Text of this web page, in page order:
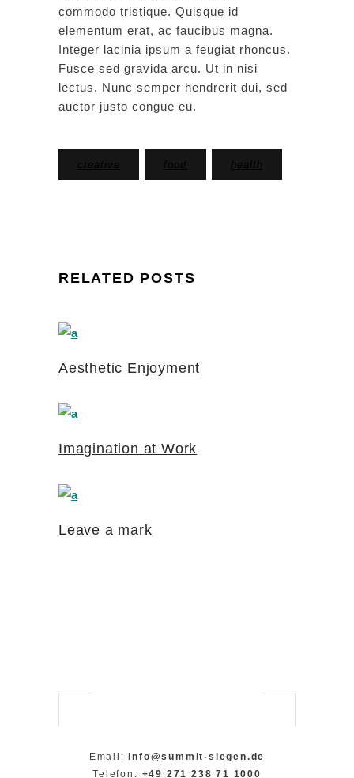
commodo tristique. Quisque id
elementum erat, ac faucibus magna.
Integer lacinia ipsum a feugiat rhoncus.
Fusce sed gravida arcu. Ut in nisi
lectus. Nunc semper hendrerit dui, sed
auctor justo congue eu.
RELATED POSTS
Aesthetic Enjoyment
Imagination at Work
Leave a mark
Email:info@summit-siegen.de
Telefon: +49 271 238 71 1000